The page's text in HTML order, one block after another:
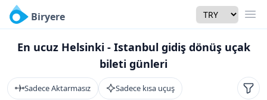
Biryere Currency
En ucuz Helsinki - Istanbul gidiş dönüş uçak
bileti günleri
Sadece Aktarmasız Sadece kısa uçuş